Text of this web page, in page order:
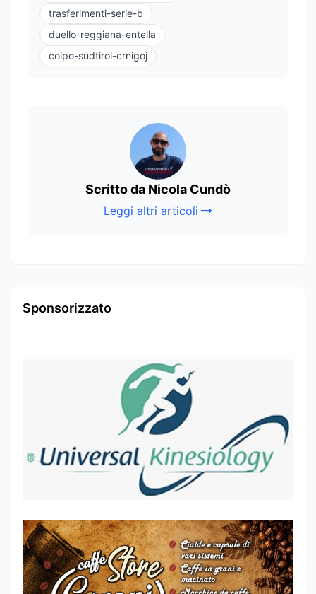
trasferimenti-serie-b
duello-reggiana-entella
colpo-sudtirol-crnigoj
Scritto da Nicola Cundò
Leggi altri articoli
Sponsorizzato